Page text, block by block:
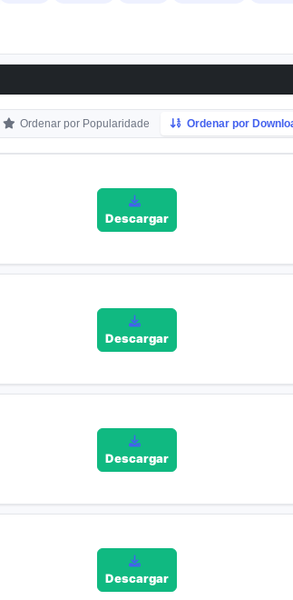
Ordenar por Popularidade Ordenar por
Descargar
Descargar
Descargar
Descargar